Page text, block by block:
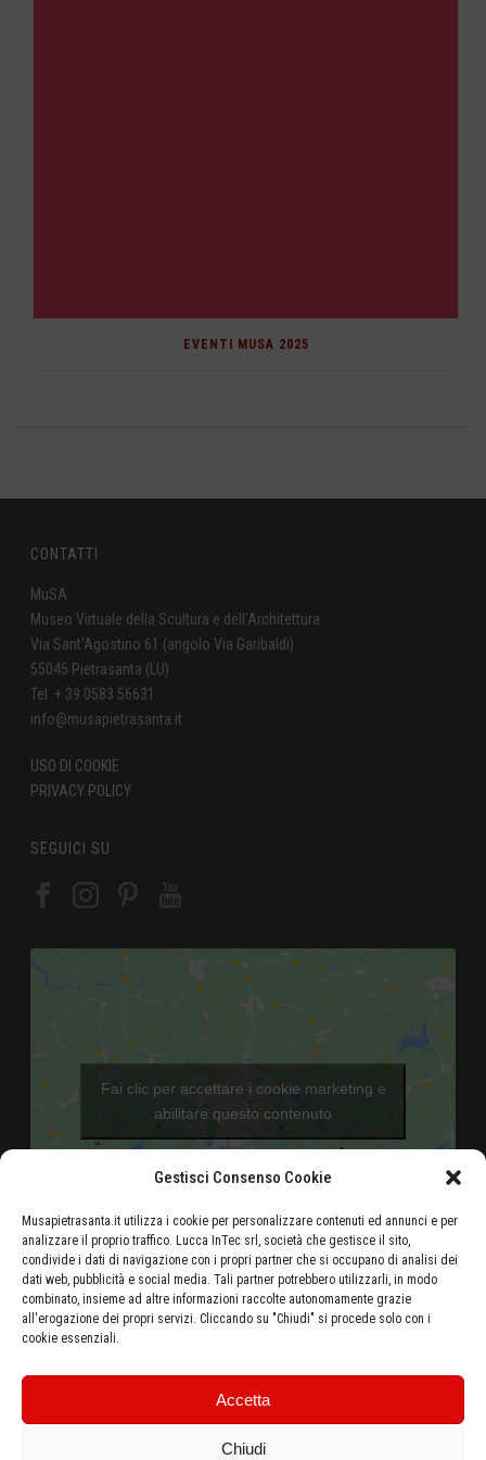
Gestisci Consenso Cookie
Musapietrasanta.it utilizza i cookie per personalizzare contenuti ed annunci e per
analizzare il proprio traffico. Lucca InTec srl, società che gestisce il sito,
condivide i dati di navigazione con i propri partner che si occupano di analisi dei
dati web, pubblicità e social media. Tali partner potrebbero utilizzarli, in modo
combinato, insieme ad altre informazioni raccolte autonomamente grazie
all'erogazione dei propri servizi. Cliccando su "Chiudi" si procede solo con i
cookie essenziali.
Accetta
Chiudi
EVENTI MUSA 2025
CONTATTI
MuSA
Museo Virtuale della Scultura e dell'Architettura
Via Sant'Agostino 61 (angolo Via Garibaldi)
55045 Pietrasanta (LU)
Tel. + 39 0583 56631
info@musapietrasanta.it
USO DI COOKIE
PRIVACY POLICY
SEGUICI SU
Fai clic per accettare i cookie marketing e
abilitare questo contenuto
Aeroporto di Pisa - 46 Km
Autostrada Azzurra E80 Casello Versilia - 5 Km
Stazione ferroviaria di Pietrasanta - 500 metri
Ottieni le indicazioni stradali dalla tua posizione